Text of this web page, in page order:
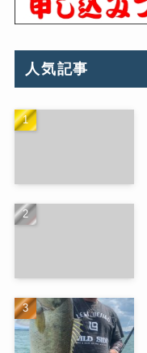
人気記事